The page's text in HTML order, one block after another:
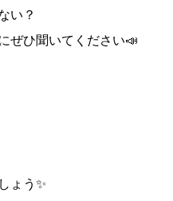
い？
ぜひ聞いてください📣
ょう✨